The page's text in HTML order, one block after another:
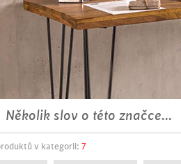
Několik slov o této značce...
v kategorii: 7